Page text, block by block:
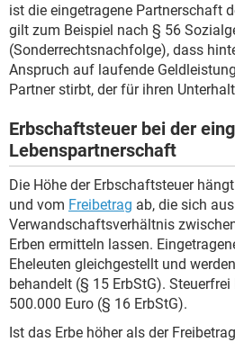
ist die eingetragene Partnerschaft
gilt zum Beispiel nach § 56
(Sonderrechtsnachfolge), dass
Anspruch auf laufende
Partner stirbt, der für ihren
Erbschaftsteuer bei der
Lebenspartnerschaft
Die Höhe der Erbschaftsteuer
und vom Freibetrag ab, die sich
Verwandschaftsverhältnis
Erben ermitteln lassen.
Eheleuten gleichgestellt und
behandelt (§ 15 ErbStG).
500.000 Euro (§ 16 ErbStG).
Ist das Erbe höher als der